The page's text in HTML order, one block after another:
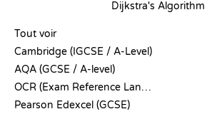
Dijkstra's Algorithm
Tout voir
Cambridge (IGCSE / A-Level)
AQA (GCSE / A-level)
OCR (Exam Reference Language)
Pearson Edexcel (GCSE)